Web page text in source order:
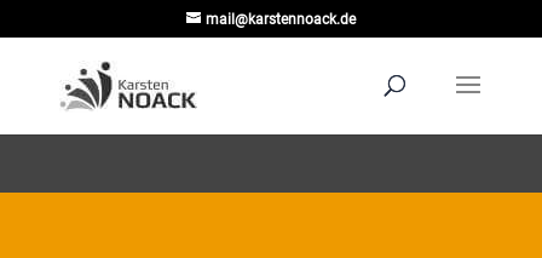
mail@karstennoack.de